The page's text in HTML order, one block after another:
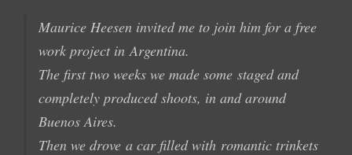
Maurice Heesen invited me to join him for a free
work project in Argentina.
The first two weeks we made somestaged and
completely produced shoots, in and around
Buenos Aires.
Then we drove a car filled with romantic trinkets